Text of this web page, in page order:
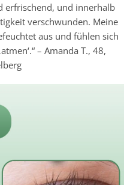
erfrischend, und innerhalb
verschwunden. Meine
aus und fühlen sich
– Amanda T., 48,